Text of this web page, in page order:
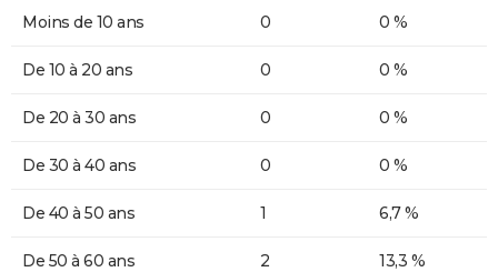
Moins de 10 ans 0 0 %
De 10 à 20 ans 0 0 %
De 20 à 30 ans 0 0 %
De 30 à 40 ans 0 0 %
De 40 à 50 ans 1 6,7 %
De 50 à 60 ans 2 13,3 %